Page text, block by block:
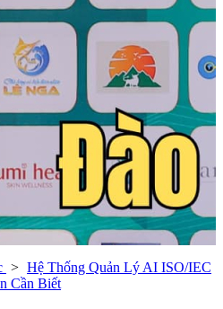
Hệ Thống Quản Lý AI ISO/IEC
Cần Biết